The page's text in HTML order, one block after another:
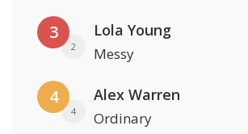
3
2
Lola Young
Messy
4
4
Alex Warren
Ordinary